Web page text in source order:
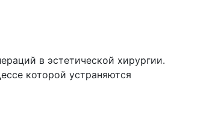
в эстетической хирургии.
которой устраняются